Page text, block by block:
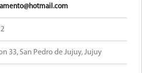
33, San Pedro de Jujuy, Jujuy